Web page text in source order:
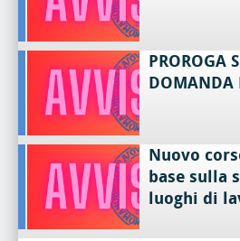
PROROGA
DOMANDA
Nuovo
base sulla
luoghi di